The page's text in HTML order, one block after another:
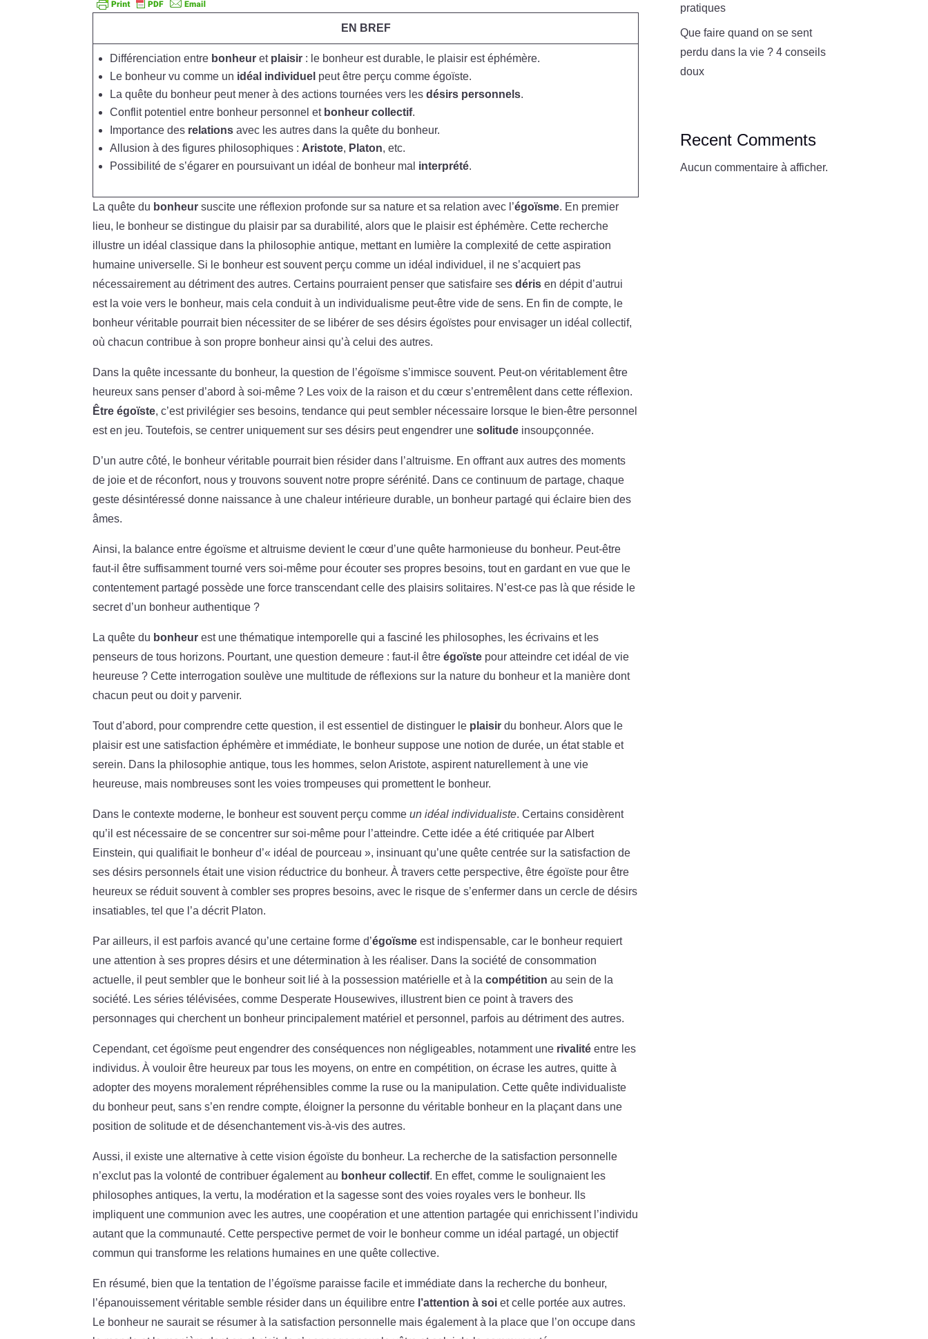
EN BREF
Différenciation entre bonheur et plaisir : le bonheur est durable, le plaisir est éphémère.
Le bonheur vu comme un idéal individuel peut être perçu comme égoïste.
La quête du bonheur peut mener à des actions tournées vers lesdésirs personnels.
Conflit potentiel entre bonheur personnel et bonheur collectif.
Importance des relations avec les autres dans la quête du bonheur.
Allusion à des figures philosophiques : Aristote, Platon, etc.
Possibilité de s’égarer en poursuivant un idéal de bonheur mal interprété.
La quête du bonheur suscite une réflexion profonde sur sa nature et sa relation avec l’égoïsme. En premier
lieu, le bonheur se distingue du plaisir par sa durabilité, alors que le plaisir est éphémère. Cette recherche
illustre un idéal classique dans la philosophie antique, mettant en lumière la complexité de cette aspiration
humaine universelle. Si le bonheur est souvent perçu comme un idéal individuel, il ne s’acquiert pas
nécessairement au détriment des autres. Certains pourraient penser que satisfaire sesdéris en dépit d’autrui
est la voie vers le bonheur, mais cela conduit à un individualisme peut-être vide de sens. En fin de compte, le
bonheur véritable pourrait bien nécessiter de se libérer de ses désirs égoïstes pour envisager un idéal collectif,
où chacun contribue à son propre bonheur ainsi qu’à celui des autres.
Dans la quête incessante du bonheur, la question de l’égoïsme s’immisce souvent. Peut-on véritablement être
heureux sans penser d’abord à soi-même ? Les voix de la raison et du cœur s’entremêlent dans cette réflexion.
Être égoïste, c’est privilégier ses besoins, tendance qui peut sembler nécessaire lorsque le bien-être personnel
est en jeu. Toutefois, se centrer uniquement sur ses désirs peut engendrer unesolitude insoupçonnée.
D’un autre côté, le bonheur véritable pourrait bien résider dans l’altruisme. En offrant aux autres des moments
de joie et de réconfort, nous y trouvons souvent notre propre sérénité. Dans ce continuum de partage, chaque
geste désintéressé donne naissance à une chaleur intérieure durable, un bonheur partagé qui éclaire bien des
âmes.
Ainsi, la balance entre égoïsme et altruisme devient le cœur d’une quête harmonieuse du bonheur. Peut-être
faut-il être suffisamment tourné vers soi-même pour écouter ses propres besoins, tout en gardant en vue que le
contentement partagé possède une force transcendant celle des plaisirs solitaires. N’est-ce pas là que réside le
secret d’un bonheur authentique ?
La quête du bonheur est une thématique intemporelle qui a fasciné les philosophes, les écrivains et les
penseurs de tous horizons. Pourtant, une question demeure : faut-il êtreégoïste pour atteindre cet idéal de vie
heureuse ? Cette interrogation soulève une multitude de réflexions sur la nature du bonheur et la manière dont
chacun peut ou doit y parvenir.
Tout d’abord, pour comprendre cette question, il est essentiel de distinguer le plaisir du bonheur. Alors que le
plaisir est une satisfaction éphémère et immédiate, le bonheur suppose une notion de durée, un état stable et
serein. Dans la philosophie antique, tous les hommes, selon Aristote, aspirent naturellement à une vie
heureuse, mais nombreuses sont les voies trompeuses qui promettent le bonheur.
Dans le contexte moderne, le bonheur est souvent perçu commeun idéal individualiste. Certains considèrent
qu’il est nécessaire de se concentrer sur soi-même pour l’atteindre. Cette idée a été critiquée par Albert
Einstein, qui qualifiait le bonheur d’« idéal de pourceau », insinuant qu’une quête centrée sur la satisfaction de
ses désirs personnels était une vision réductrice du bonheur. À travers cette perspective, être égoïste pour être
heureux se réduit souvent à combler ses propres besoins, avec le risque de s’enfermer dans un cercle de désirs
insatiables, tel que l’a décrit Platon.
Par ailleurs, il est parfois avancé qu’une certaine forme d’égoïsme est indispensable, car le bonheur requiert
une attention à ses propres désirs et une détermination à les réaliser. Dans la société de consommation
actuelle, il peut sembler que le bonheur soit lié à la possession matérielle et à lacompétition au sein de la
société. Les séries télévisées, comme Desperate Housewives, illustrent bien ce point à travers des
personnages qui cherchent un bonheur principalement matériel et personnel, parfois au détriment des autres.
Cependant, cet égoïsme peut engendrer des conséquences non négligeables, notamment une rivalité entre les
individus. À vouloir être heureux par tous les moyens, on entre en compétition, on écrase les autres, quitte à
adopter des moyens moralement répréhensibles comme la ruse ou la manipulation. Cette quête individualiste
du bonheur peut, sans s’en rendre compte, éloigner la personne du véritable bonheur en la plaçant dans une
position de solitude et de désenchantement vis-à-vis des autres.
Aussi, il existe une alternative à cette vision égoïste du bonheur. La recherche de la satisfaction personnelle
n’exclut pas la volonté de contribuer également au bonheur collectif. En effet, comme le soulignaient les
philosophes antiques, la vertu, la modération et la sagesse sont des voies royales vers le bonheur. Ils
impliquent une communion avec les autres, une coopération et une attention partagée qui enrichissent l’individu
autant que la communauté. Cette perspective permet de voir le bonheur comme un idéal partagé, un objectif
commun qui transforme les relations humaines en une quête collective.
En résumé, bien que la tentation de l’égoïsme paraisse facile et immédiate dans la recherche du bonheur,
l’épanouissement véritable semble résider dans un équilibre entre l’attention à soi et celle portée aux autres.
Le bonheur ne saurait se résumer à la satisfaction personnelle mais également à la place que l’on occupe dans
pratiques
Que faire quand on se sent
perdu dans la vie ? 4 conseils
doux
Recent Comments
Aucun commentaire à afficher.